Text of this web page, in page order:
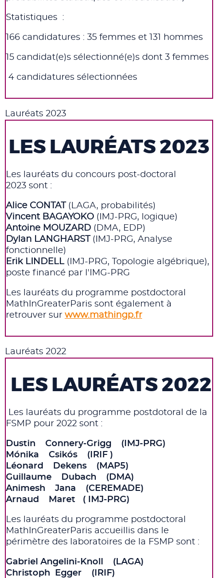
Statistiques :
166 candidatures : 35 femmes et 131 hommes
15 candidat(e)s sélectionné(e)s dont 3 femmes
4 candidatures sélectionnées
Lauréats 2023
LES LAURÉATS 2023
Les lauréats du concours post-doctoral
2023 sont :
Alice CONTAT
(LAGA, probabilités)
Vincent BAGAYOKO (IMJ-PRG, logique)
Antoine MOUZARD (DMA, EDP)
Dylan LANGHARST
(IMJ-PRG, Analyse
fonctionnelle)
Erik LINDELL(IMJ-PRG, Topologie algébrique),
poste financé par l'IMG-PRG
Les lauréats du programme postdoctoral
MathInGreaterParis sont également à
retrouver sur www.mathingp.fr
Lauréats 2022
LES LAURÉATS 2022
Les lauréats du programme postdotoral de la
FSMP pour 2022 sont :
Dustin Connery-Grigg (IMJ-PRG)
Mónika Csikós (IRIF )
Léonard Dekens (MAP5)
Guillaume Dubach (DMA)
Animesh Jana (CEREMADE)
Arnaud Maret ( IMJ-PRG)
Les lauréats du programme postdoctoral
MathInGreaterParis accueillis dans le
périmètre des laboratoires de la FSMP sont :
Gabriel Angelini-Knoll (LAGA)
Christoph Egger (IRIF)